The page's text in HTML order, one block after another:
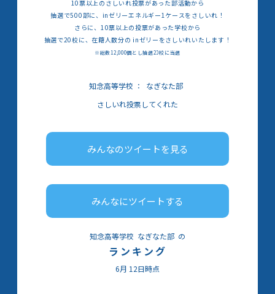
10票以上のさしいれ投票があった部活動から
抽選で500部に、inゼリーエネルギー1ケースをさしいれ！
さらに、10票以上の投票があった学校から
抽選で20校に、在籍人数分の inゼリーをさしいれいたします！
※総数12,000個とし抽選20校に当選
知念高等学校 ：
なぎなた部
さしいれ投票してくれた
みんなのツイートを見る
みんなにツイートする
知念高等学校 なぎなた部 の
ランキング
6月 12日時点